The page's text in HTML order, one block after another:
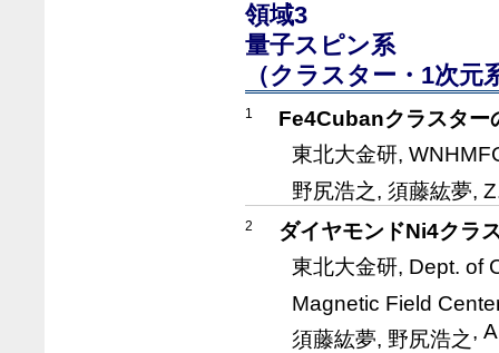
領域3
量子スピン系
（クラスター・1次元
1
Fe4Cubanクラスター
東北大金研,
野尻浩之, 須藤紘夢,
2
ダイヤモンドNi4クラ
東北大金研, Dept. of
Magnetic Field
須藤紘夢, 野尻浩之, A